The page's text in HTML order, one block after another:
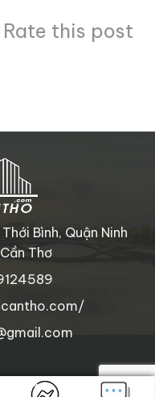
Rate this post
Bình, Quận Ninh
Thơ
. All rights reserved.